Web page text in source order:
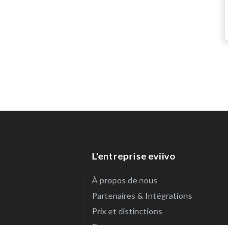
L'entreprise eviivo
À propos de nous
Partenaires & Intégrations
Prix et distinctions